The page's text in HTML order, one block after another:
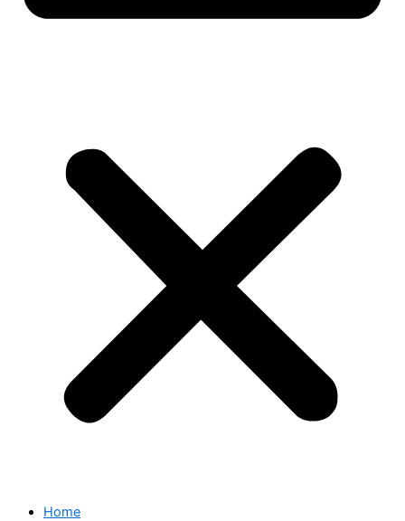
Home